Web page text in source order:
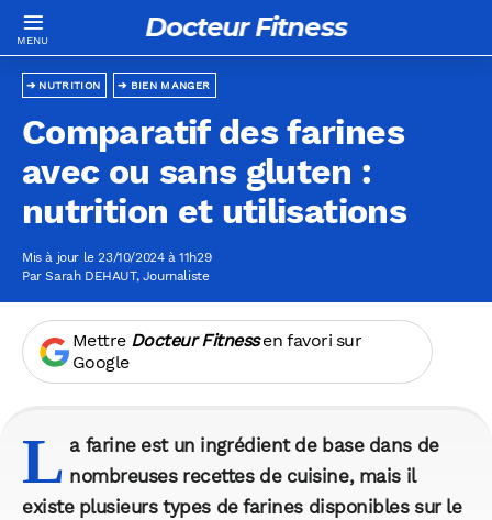
Docteur Fitness
BIEN MANGER
NUTRITION
Comparatif des farines
avec ou sans gluten :
nutrition et utilisations
Mis à jour le 23/10/2024 à 11h29
ParSarah DEHAUT, Journaliste
Mettre Docteur Fitnessen favori sur
Google
L a farine est un ingrédient de base dans de
nombreuses recettes de cuisine, mais il
existe plusieurs types de farines disponibles sur le